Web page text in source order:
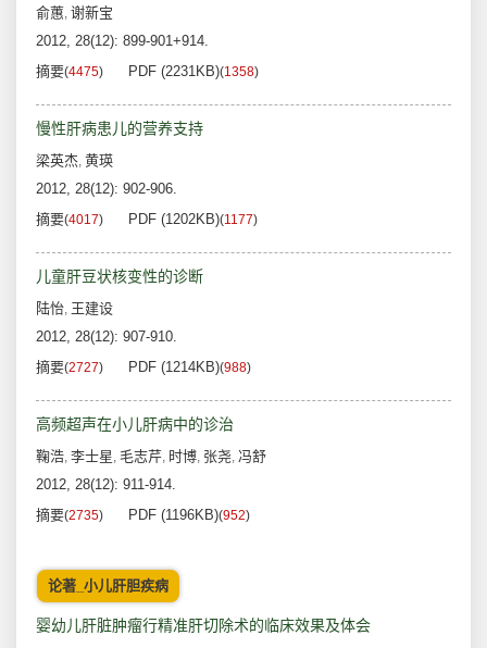
俞蕙, 谢新宝
2012, 28(12): 899-901+914.
摘要(4475) PDF (2231KB)(1358)
慢性肝病患儿的营养支持
梁英杰, 黄瑛
2012, 28(12): 902-906.
摘要(4017) PDF (1202KB)(1177)
儿童肝豆状核变性的诊断
陆怡, 王建设
2012, 28(12): 907-910.
摘要(2727) PDF (1214KB)(988)
高频超声在小儿肝病中的诊治
鞠浩, 李士星, 毛志芹, 时博, 张尧, 冯舒
2012, 28(12): 911-914.
摘要(2735) PDF (1196KB)(952)
论著_小儿肝胆疾病
婴幼儿肝脏肿瘤行精准肝切除术的临床效果及体会